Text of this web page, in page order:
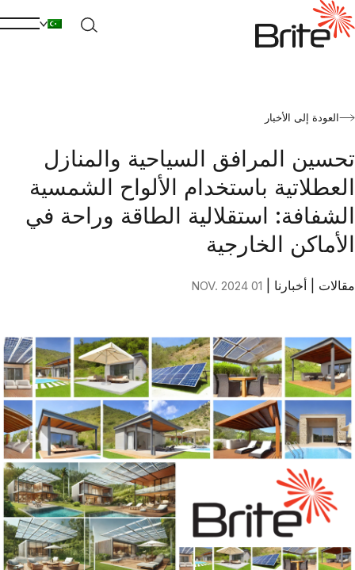
العودة إلى الأخبار
تحسين المرافق السياحية والمنازل
العطلاتية باستخدام الألواح الشمسية
الشفافة: استقلالية الطاقة وراحة في
الأماكن الخارجية
مقالات أخبارنا 01 NOV. 2024